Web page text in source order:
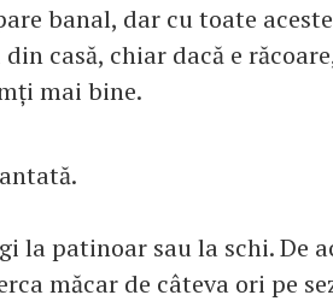
banal, dar cu toate
casă, chiar dacă e
mai bine.
la patinoar sau la schi. De
măcar de câteva ori pe